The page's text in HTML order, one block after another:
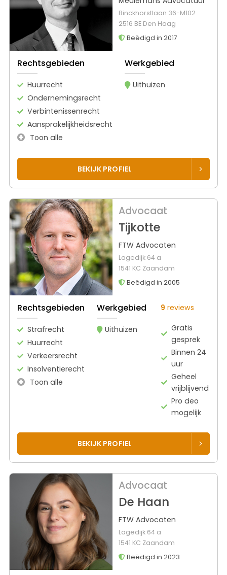
Binckhorstlaan 36-M102
2516 BE Den Haag
Beëdigd in 2017
Rechtsgebieden
Huurrecht
Ondernemingsrecht
Verbintenissenrecht
Aansprakelijkheidsrecht
Toon alle
Werkgebied
Uithuizen
BEKIJK PROFIEL
Advocaat
Tijkotte
FTW Advocaten
Lagedijk 64 a
1541 KC Zaandam
Beëdigd in 2005
Rechtsgebieden
Strafrecht
Huurrecht
Verkeersrecht
Insolventierecht
Toon alle
Werkgebied
Uithuizen
9 reviews
Gratis
gesprek
Binnen 24
uur
Geheel
vrijblijvend
Pro deo
mogelijk
BEKIJK PROFIEL
Advocaat
De Haan
FTW Advocaten
Lagedijk 64 a
1541 KC Zaandam
Beëdigd in 2023